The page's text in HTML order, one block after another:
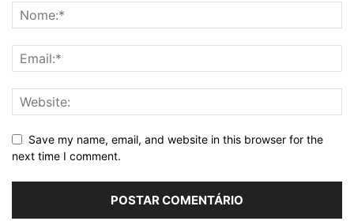
Save my name, email, and website in this browser for the
next time I comment.